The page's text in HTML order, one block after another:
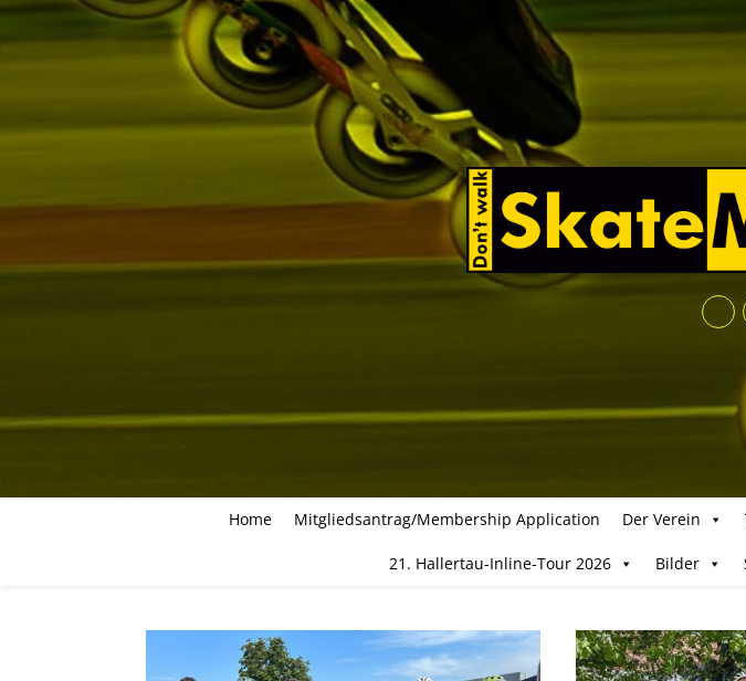
Home Mitgliedsantrag/Membership Application Der Verein
21. Hallertau-Inline-Tour 2026 Bilder